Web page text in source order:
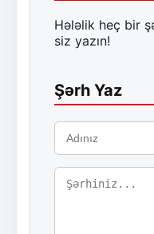
Hələlik heç bir
siz yazın!
Şərh Yaz